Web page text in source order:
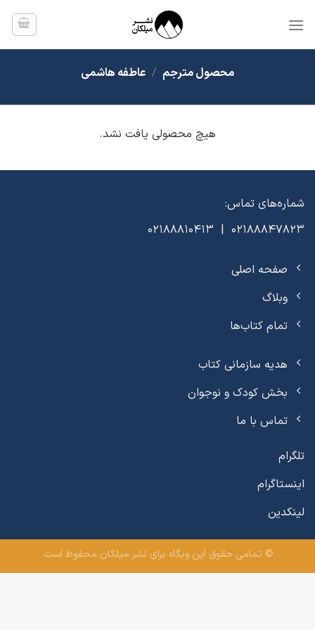
محصول مترجم / عاطفه هاشمی
هیچ محصولی یافت نشد.
شماره‌های تماس:
02188847823 | 02188810413
صفحه اصلی
وبلاگ
تمام کتاب‌ها
هدیه سازمانی کتاب
بخش کودک و نوجوان
تماس با ما
تلگرام
اینستاگرام
لینکدین
© تمامی حقوق این وبگاه برای نشر میلکان محفوظ است.